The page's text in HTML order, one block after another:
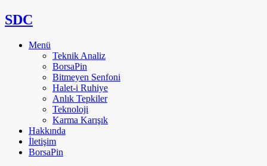
SDC
Menü
Teknik Analiz
BorsaPin
Bitmeyen Senfoni
Halet-i Ruhiye
Anlık Tepkiler
Teknoloji
Karma Karışık
Hakkında
İletişim
BorsaPin